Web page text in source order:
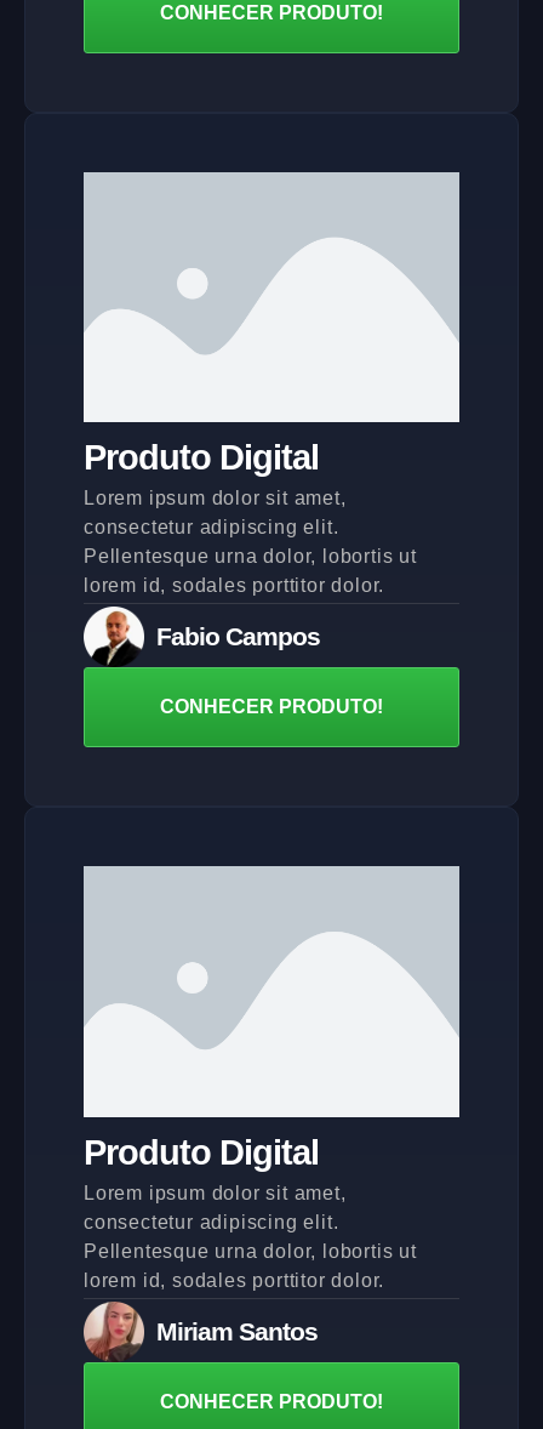
CONHECER PRODUTO!
Produto Digital
Lorem ipsum dolor sit amet,
consectetur adipiscing elit.
Pellentesque urna dolor, lobortis ut
lorem id, sodales porttitor dolor.
Fabio Campos
CONHECER PRODUTO!
Produto Digital
Lorem ipsum dolor sit amet,
consectetur adipiscing elit.
Pellentesque urna dolor, lobortis ut
lorem id, sodales porttitor dolor.
Miriam Santos
CONHECER PRODUTO!